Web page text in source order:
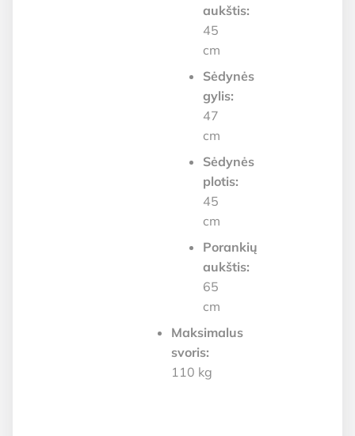
aukštis:
45
cm
Sėdynės
gylis:
47
cm
Sėdynės
plotis:
45
cm
Porankių
aukštis:
65
cm
Maksimalus
svoris:
110 kg